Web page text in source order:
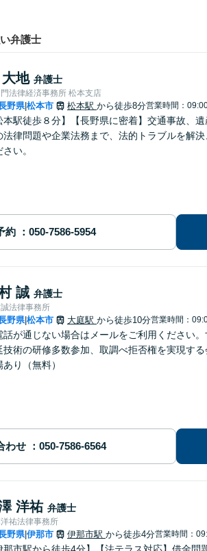
弁護士
地 弁護士
門法律経済事務所 松本支店
野県|松本市 松本駅 から徒歩8分営業時間：
本駅徒歩８分】【長野県に密着】交通事故、
法律問題や企業法務まで、法的トラブルを解
さい。
約
誠 弁護士
法律事務所
野県|松本市 大庭駅 から徒歩10分営業時間：
話が通じない場合はメールをご利用ください
技術の研修多数参加、取調べ拒否権を実現す
あり（無料）
わせ
洋祐 弁護士
祐法律事務所
野県|伊那市 伊那市駅 から徒歩4分営業時間：
那市駅から徒歩4分】【法テラス対応】借金